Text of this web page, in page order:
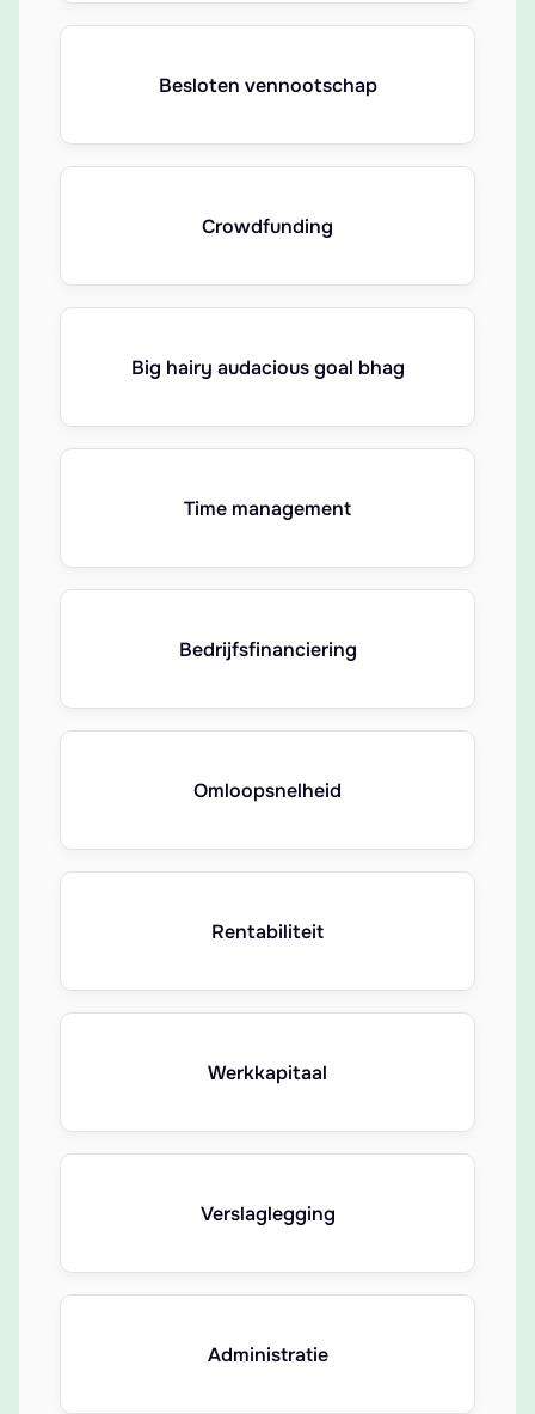
Besloten vennootschap
Crowdfunding
Big hairy audacious goal bhag
Time management
Bedrijfsfinanciering
Omloopsnelheid
Rentabiliteit
Werkkapitaal
Verslaglegging
Administratie